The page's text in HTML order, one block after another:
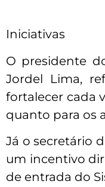
Iniciativas
O presidente
Jordel Lima,
fortalecer cada
quanto para os
Já o secretário
um incentivo
de entrada do